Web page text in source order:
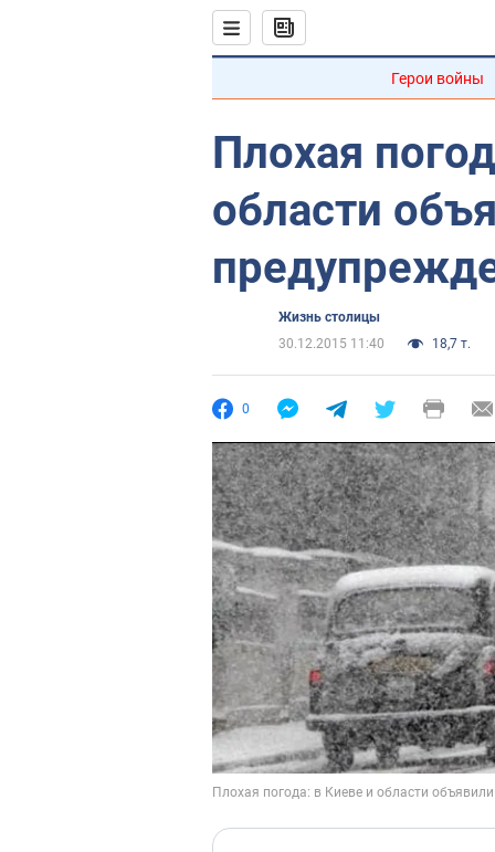
Герои войны
Плохая
области
Жизнь столицы
30.12.2015 11:40
18,7 т.
0